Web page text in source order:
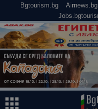
Bgtourism.bg Airnews.bg